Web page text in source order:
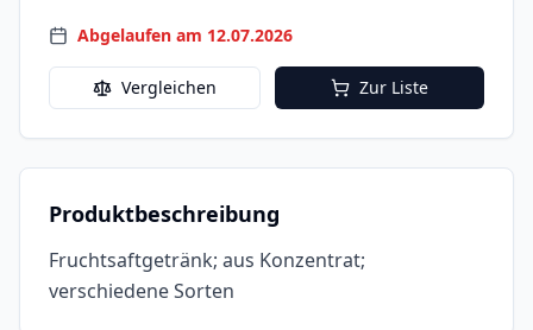
Abgelaufen am 12.07.2026
Vergleichen Zur Liste
Produktbeschreibung
Fruchtsaftgetränk; aus Konzentrat;
verschiedene Sorten